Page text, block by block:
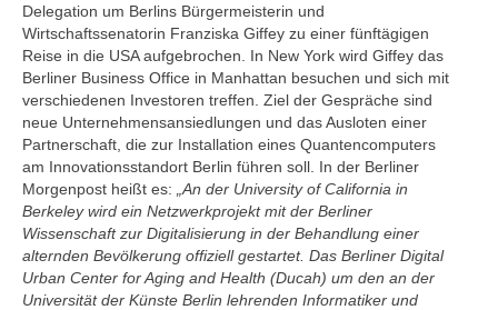
Delegation um Berlins Bürgermeisterin und
Wirtschaftssenatorin Franziska Giffey zu einer fünftägigen
Reise in die USA aufgebrochen. In New York wird Giffey das
Berliner Business Office in Manhattan besuchen und sich mit
verschiedenen Investoren treffen. Ziel der Gespräche sind
neue Unternehmensansiedlungen und das Ausloten einer
Partnerschaft, die zur Installation eines Quantencomputers
am Innovationsstandort Berlin führen soll. In der Berliner
Morgenpost heißt es:
„An der University of California in
Berkeley wird ein Netzwerkprojekt mit der Berliner
Wissenschaft zur Digitalisierung in der Behandlung einer
alternden Bevölkerung offiziell gestartet. Das Berliner Digital
Urban Center for Aging and Health (Ducah) um den an der
Universität der Künste Berlin lehrenden Informatiker und